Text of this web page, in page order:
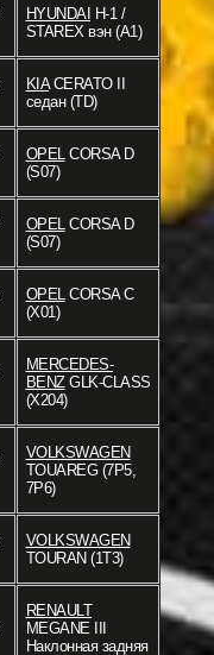
HYUNDAI H-1 /
STAREX вэн (A1)
KIACERATO II
седан (TD)
OPEL CORSA D
(S07)
OPEL CORSA D
(S07)
OPEL CORSA C
(X01)
MERCEDES-
BENZGLK-CLASS
(X204)
VOLKSWAGEN
TOUAREG (7P5,
7P6)
VOLKSWAGEN
TOURAN (1T3)
RENAULT
MEGANE III
Наклонная задняя